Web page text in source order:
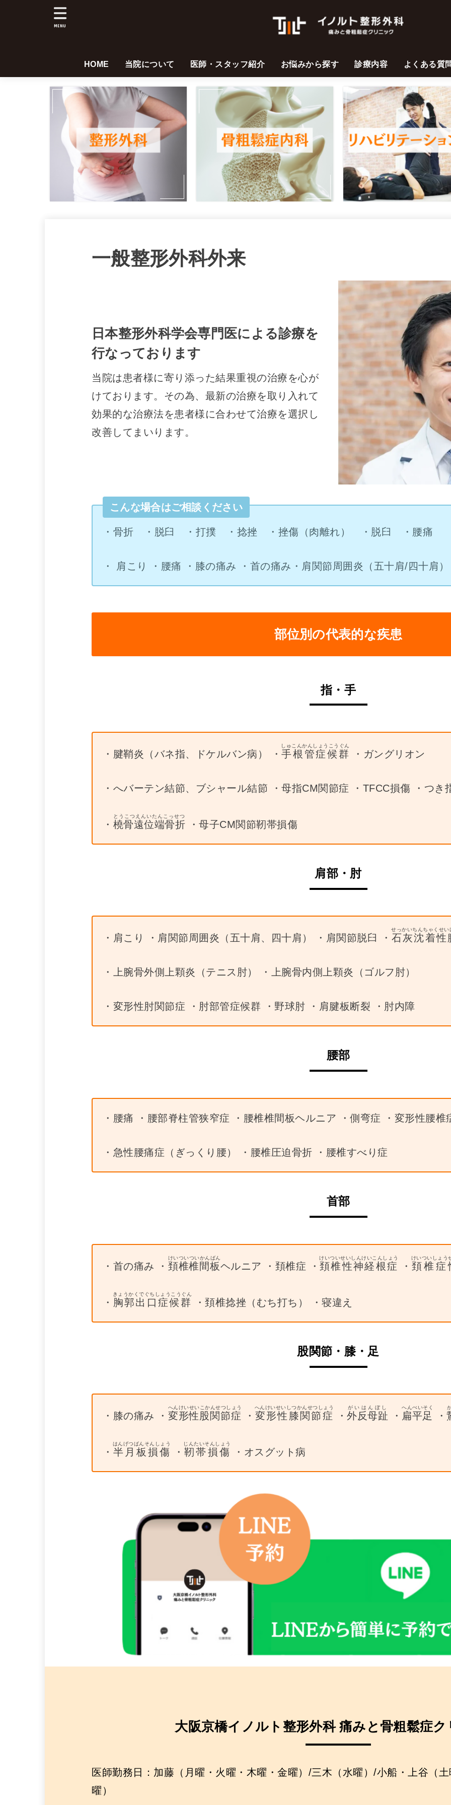
HOME 当院について 医師・スタッフ紹介
医師紹介
お悩みから探す
膝が痛い
腰が痛い
肩が痛い
首が痛い
お尻から足にかけて痛い
診療内容
一般整形外科外来
スポーツ整形外科
リハビリテーション科
ハイドロリリース外来
体外衝撃波治療外来
ひざ再生医療外来
五十肩外来
骨粗鬆症外来
交通事故治療
よくある質
MENU
一般整形外科外来
日本整形外科学会専門医による診療を
行なっております
当院は患者様に寄り添った結果重視の治療を心が
けております。その為、最新の治療を取り入れて
効果的な治療法を患者様に合わせて治療を選択し
改善してまいります。
こんな場合はご相談ください
・骨折 ・脱臼 ・打撲 ・捻挫 ・挫傷（肉離れ） ・脱臼 ・腰痛
・ 肩こり ・腰痛 ・膝の痛み ・首の痛み・肩関節周囲炎（五十肩/四十肩
部位別の代表的な疾患
指・手
・腱鞘炎（バネ指、ドケルバン病） ・ 手根管症候群
しゅこんかんしょうこうぐん
・ガングリオン
・へバーテン結節、ブシャール結節 ・母指CM関節症 ・TFCC損傷 ・つき
・ 橈骨遠位端骨折
とうこつえんいたんこっせつ
・母子CM関節靭帯損傷
肩部・肘
・肩こり ・肩関節周囲炎（五十肩、四十肩） ・肩関節脱臼 ・ 石灰沈着性
せっかいちんちゃくせい
・上腕骨外側上顆炎（テニス肘） ・上腕骨内側上顆炎（ゴルフ肘）
・変形性肘関節症 ・肘部管症候群 ・野球肘 ・肩腱板断裂 ・肘内障
腰部
・腰痛 ・腰部脊柱管狭窄症 ・腰椎椎間板ヘルニア ・側弯症 ・変形性腰椎
・急性腰痛症（ぎっくり腰） ・腰椎圧迫骨折 ・腰椎すべり症
首部
・首の痛み ・ 頚椎椎間板
けいついついかんばん
ヘルニア ・頚椎症 ・ 頚椎性神経根症
けいついせいしんけいこんしょう
・ 頚椎症
けいついしょう
・ 胸郭出口症候群
きょうかくでぐちしょうこうぐん
・頚椎捻挫（むち打ち） ・寝違え
股関節・膝・足
・膝の痛み ・ 変形性股関節症
へんけいせいこかんせつしょう
・ 変形性膝関節症
へんけいせいしつかんせつしょう
・ 外反母趾
がいはんぼし
・ 扁平足
へんぺいそく
・
・ 半月板損傷
はんげつばんそんしょう
・ 靭帯損傷
じんたいそんしょう
・オスグット病
大阪京橋イノルト整形外科 痛みと骨粗鬆症
医師勤務日：加藤（月曜・火曜・木曜・金曜）/三木（水曜）/小船・上谷（
曜）